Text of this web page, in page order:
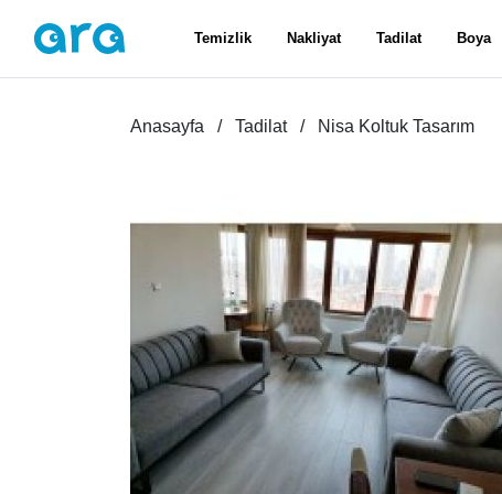
Temizlik Nakliyat Tadilat Boya
Anasayfa Tadilat Nisa Koltuk Tasarım